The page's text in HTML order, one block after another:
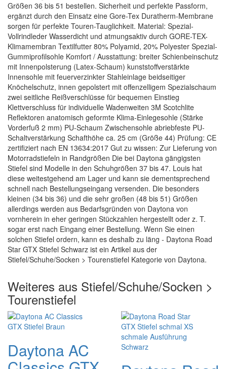
Größen 36 bis 51 bestellen. Sicherheit und perfekte Passform,
ergänzt durch den Einsatz eine Gore-Tex Duratherm-Membrane
sorgen für perfekte Touren-Tauglichkeit. Material: Spezial-
Vollrindleder Wasserdicht und atmungsaktiv durch GORE-TEX-
Klimamembran Textilfutter 80% Polyamid, 20% Polyester Spezial-
Gummiprofilsohle Komfort / Ausstattung: breiter Schienbeinschutz
mit Innenpolsterung (Latex-Schaum) kunststoffverstärkte
Innensohle mit feuerverzinkter Stahleinlage beidseitiger
Knöchelschutz, innen gepolstert mit offenzelligem Spezialschaum
zwei seitliche Reißverschlüsse für bequemen Einstieg
Klettverschluss für individuelle Wadenweiten 3M Scotchlite
Reflektoren anatomisch geformte Klima-Einlegesohle (Stärke
Vorderfuß 2 mm) PU-Schaum Zwischensohle abriebfeste PU-
Schaltverstärkung Schafthöhe ca. 25 cm (Größe 44) Prüfung: CE
zertifiziert nach EN 13634:2017 Gut zu wissen: Zur Lieferung von
Motorradstiefeln in Randgrößen Die bei Daytona gängigsten
Stiefel sind Modelle in den Schuhgrößen 37 bis 47. Louis hat
diese weitestgehend am Lager und kann sie dementsprechend
schnell nach Bestellungseingang versenden. Die besonders
kleinen (34 bis 36) und die sehr großen (48 bis 51) Größen
allerdings werden aus Bedarfsgründen von Daytona von
vornherein in eher geringen Stückzahlen hergestellt oder z. T.
sogar erst nach Eingang einer Bestellung. Wenn Sie einen
solchen Stiefel ordern, kann es deshalb zu läng - Daytona Road
Star GTX Stiefel Schwarz ist ein Artikel aus der
Stiefel/Schuhe/Socken > Tourenstiefel Kategorie von Daytona.
Weiteres aus Stiefel/Schuhe/Socken >
Tourenstiefel
Daytona AC